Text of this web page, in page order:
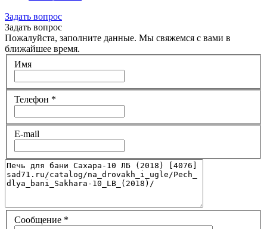
Задать вопрос
Задать вопрос
Пожалуйста, заполните данные. Мы свяжемся с вами в
ближайшее время.
Имя
Телефон *
E-mail
Сообщение *